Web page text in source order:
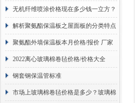
喷涂价格明细
无机纤维喷涂价格现在多少钱一立方？
解析聚氨酯保温板之屋面板的分类特点
聚氨酯外墙保温板本月价格/报价 厂家
报价
2022离心玻璃棉卷毡价格/价格大全
钢套钢保温管标准
市场上玻璃棉卷毡价格是多少？玻璃棉